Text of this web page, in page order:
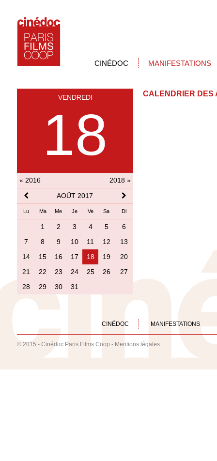
CINÉDOC MANIFESTATIONS
VENDREDI
18
« 2016
2018 »
AOÛT 2017
Lu Ma Me Je Ve Sa Di
1 2 3 4 5
6
7
8 9 10 11 12
13
14
15 16 17 18 19
20
21
22 23 24 25 26
27
28
29 30 31
CALENDRIER DES
CINÉDOC MANIFESTATIONS
© 2015 - Cinédoc Paris Films Coop - Mentions légales